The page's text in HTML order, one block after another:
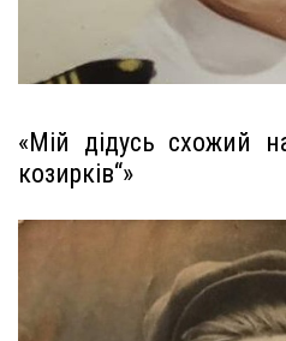
«Мій дідусь схожий
козирків“»